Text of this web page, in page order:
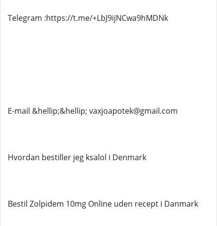
Telegram :https://t.me/+LbJ9ijNCwa9hMDNk
E-mail &hellip;&hellip; vaxjoapotek@gmail.com
Hvordan bestiller jeg ksalol i Denmark
Bestil Zolpidem 10mg Online uden recept i Danmark